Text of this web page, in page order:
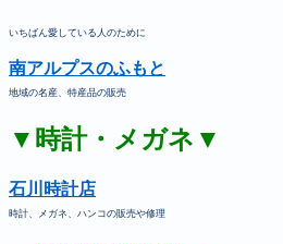
いちばん愛している人のために
南アルプスのふもと
地域の名産、特産品の販売
▼時計・メガネ▼
石川時計店
時計、メガネ、ハンコの販売や修理